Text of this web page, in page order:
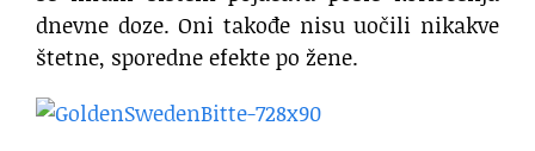
dnevne doze. Oni takođe nisu uočili nikakve
štetne, sporedne efekte po žene.